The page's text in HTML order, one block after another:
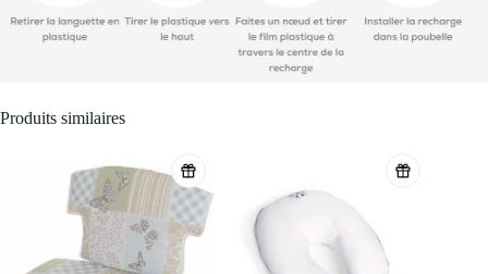
Produits similaires